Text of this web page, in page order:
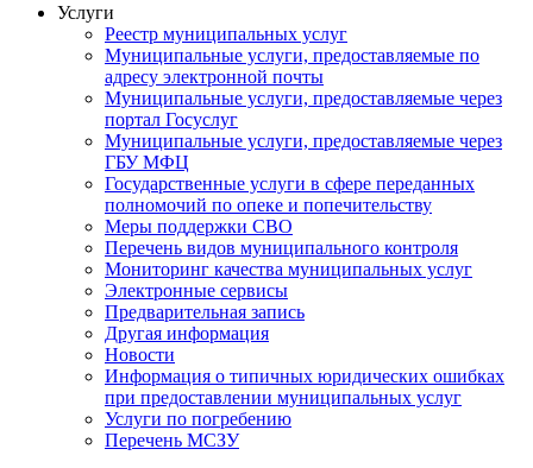
Услуги
Реестр муниципальных услуг
Муниципальные услуги, предоставляемые по
адресу электронной почты
Муниципальные услуги, предоставляемые через
портал Госуслуг
Муниципальные услуги, предоставляемые через
ГБУ МФЦ
Государственные услуги в сфере переданных
полномочий по опеке и попечительству
Меры поддержки СВО
Перечень видов муниципального контроля
Мониторинг качества муниципальных услуг
Электронные сервисы
Предварительная запись
Другая информация
Новости
Информация о типичных юридических ошибках
при предоставлении муниципальных услуг
Услуги по погребению
Перечень МСЗУ